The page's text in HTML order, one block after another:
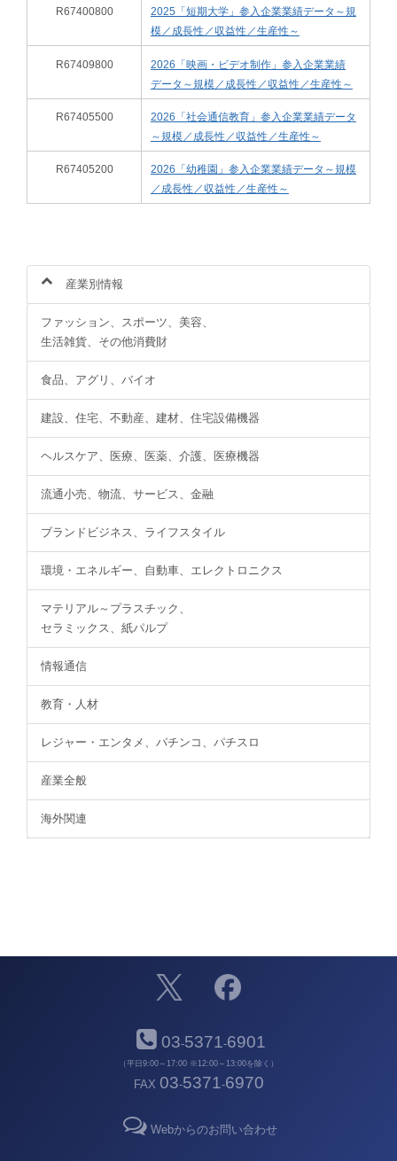
R67400800
2025「短期大学」参入企業業績データ～規
模／成長性／収益性／生産性～
R67409800
2026「映画・ビデオ制作」参入企業業績
データ～規模／成長性／収益性／生産性～
R67405500
2026「社会通信教育」参入企業業績データ
～規模／成長性／収益性／生産性～
R67405200
2026「幼稚園」参入企業業績データ～規模
／成長性／収益性／生産性～
産業別情報
ファッション、スポーツ、美容、
生活雑貨、その他消費財
食品、アグリ、バイオ
建設、住宅、不動産、建材、住宅設備機器
ヘルスケア、医療、医薬、介護、医療機器
流通小売、物流、サービス、金融
ブランドビジネス、ライフスタイル
環境・エネルギー、自動車、エレクトロニクス
マテリアル～プラスチック、
セラミックス、紙パルプ
情報通信
教育・人材
レジャー・エンタメ、パチンコ、パチスロ
産業全般
海外関連
03-5371-6901
（平日9:00～17:00 ※12:00～13:00を除く）
FAX 03-5371-6970
Webからのお問い合わせ